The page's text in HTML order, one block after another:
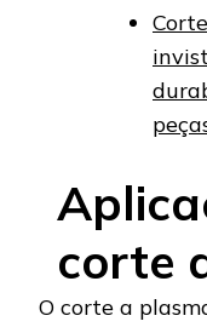
corte
O corte a